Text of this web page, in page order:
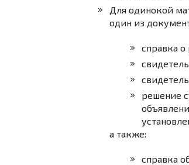
Для одинокой
один из
справка
решение
а также:
справка